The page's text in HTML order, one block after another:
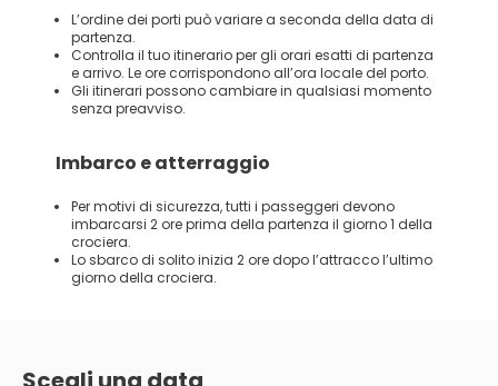
L’ordine dei porti può variare a seconda della data di
partenza.
Controlla il tuo itinerario per gli orari esatti di partenza
e arrivo. Le ore corrispondono all’ora locale del porto.
Gli itinerari possono cambiare in qualsiasi momento
senza preavviso.
Imbarco e atterraggio
Per motivi di sicurezza, tutti i passeggeri devono
imbarcarsi 2 ore prima della partenza il giorno 1 della
crociera.
Lo sbarco di solito inizia 2 ore dopo l’attracco l’ultimo
giorno della crociera.